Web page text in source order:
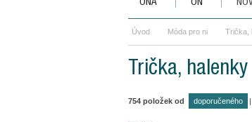
ONA ON
Úvod Móda pro ni Trička,
Trička, halenky
754 položek od doporučeného |